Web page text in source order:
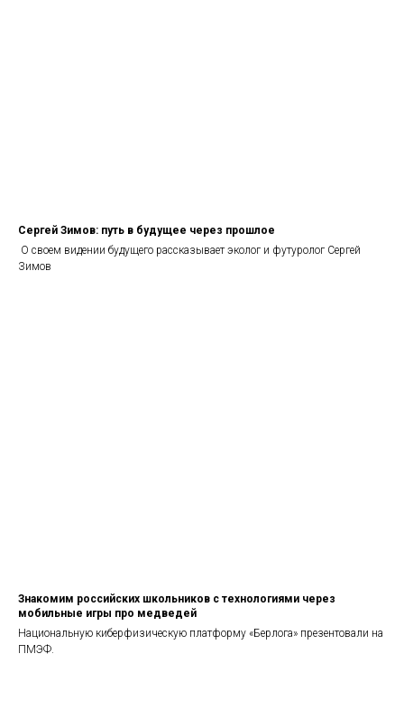
Сергей Зимов: путь в будущее через прошлое
О своем видении будущего рассказывает эколог и футуролог Сергей
Зимов
Знакомим российских школьников с технологиями через
мобильные игры про медведей
Национальную киберфизическую платформу «Берлога» презентовали на
ПМЭФ.